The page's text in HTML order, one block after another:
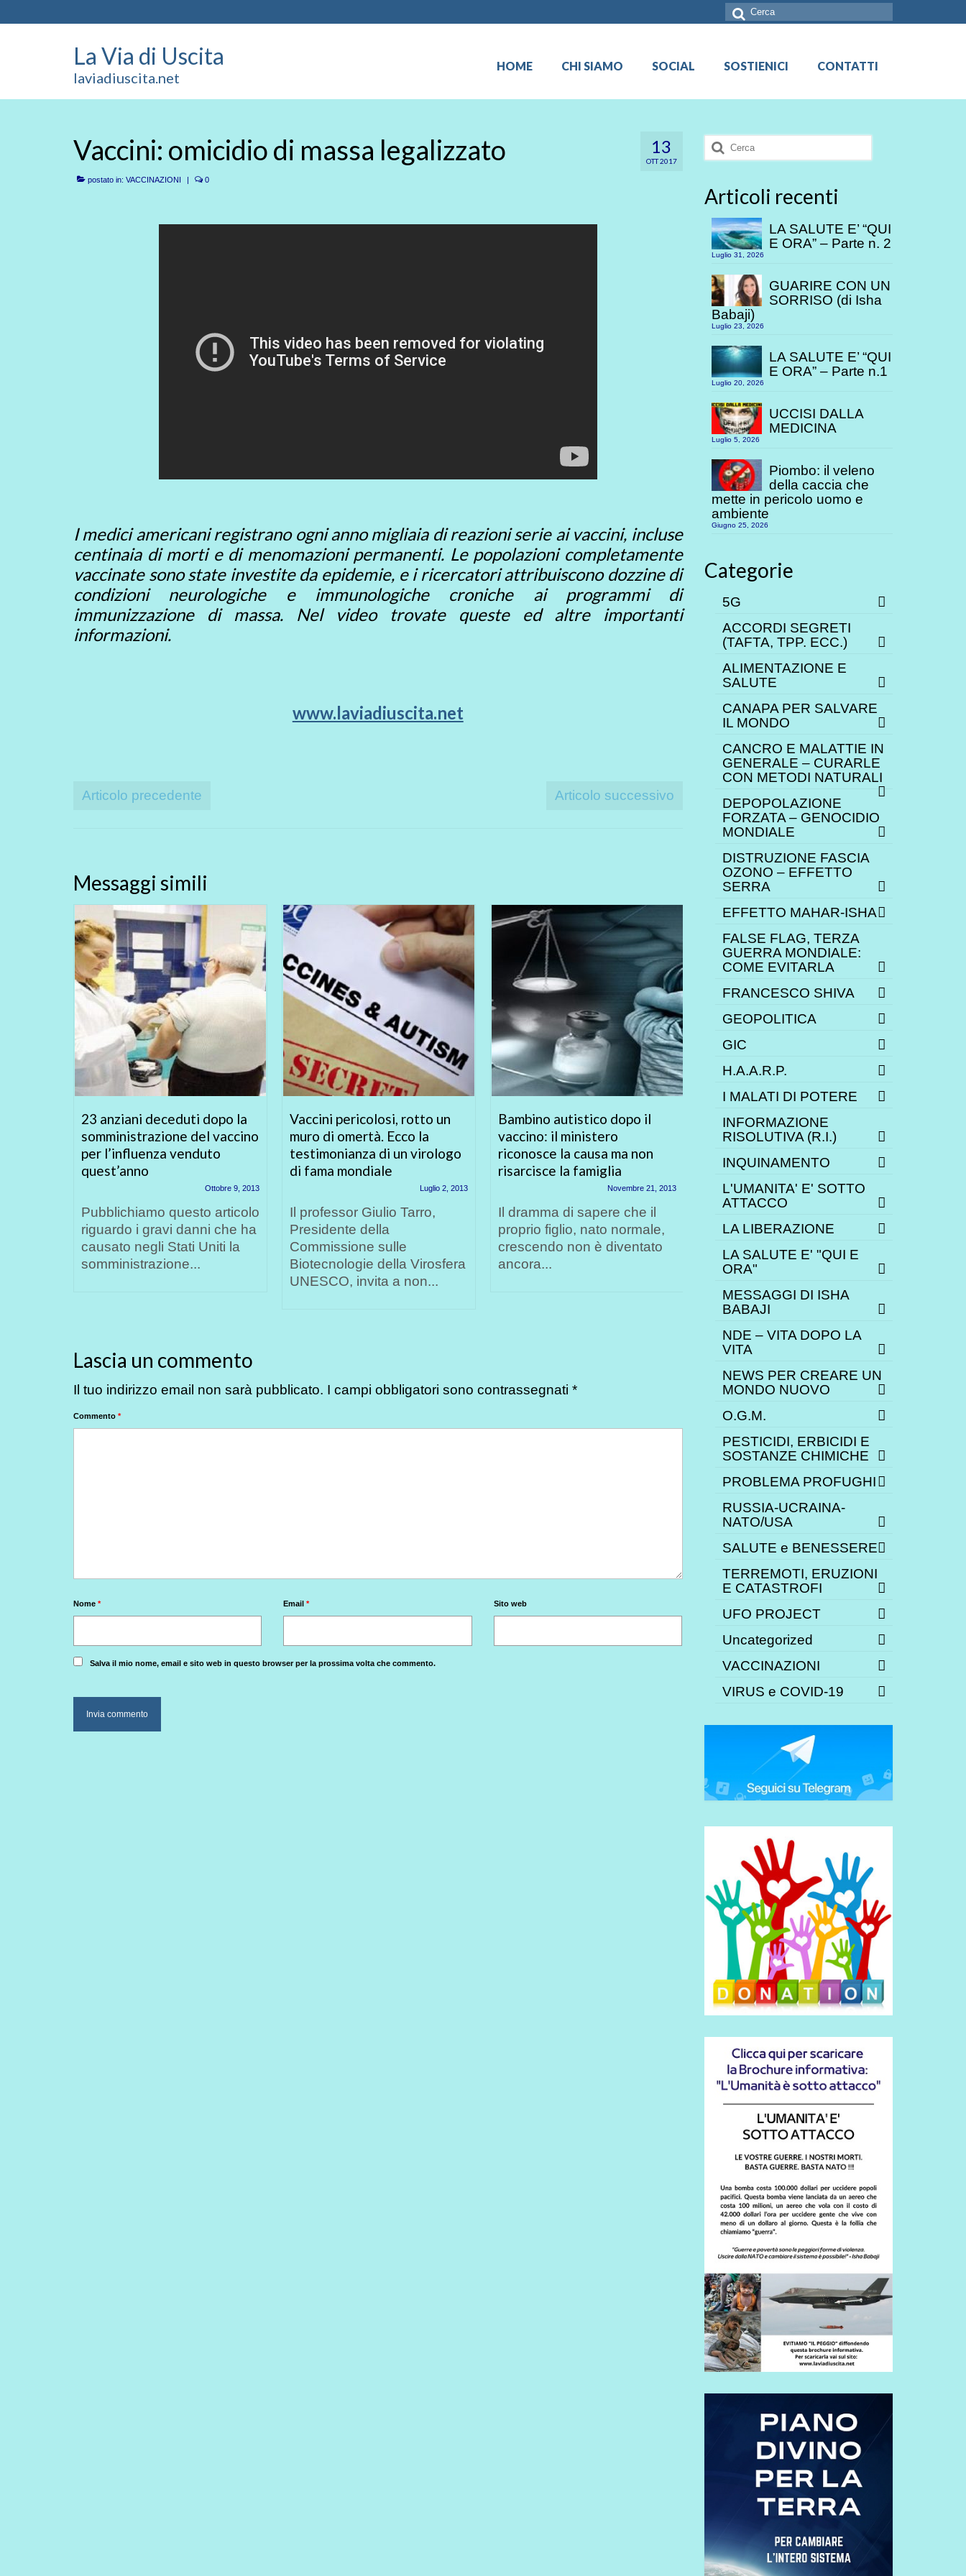
Cerca:
La Via di Uscita
laviadiuscita.net
HOME CHI SIAMO SOCIAL SOSTIENICI CONTATTI
13
OTT 2017
Vaccini: omicidio di massa legalizzato
postato in: VACCINAZIONI | 0
I medici americani registrano ogni anno migliaia di reazioni serie ai vaccini, incluse
centinaia di morti e di menomazioni permanenti. Le popolazioni completamente
vaccinate sono state investite da epidemie, e i ricercatori attribuiscono dozzine di
condizioni neurologiche e immunologiche croniche ai programmi di
immunizzazione di massa. Nel video trovate queste ed altre importanti
informazioni.
www.laviadiuscita.net
Articolo precedente Articolo successivo
Messaggi simili
23 anziani deceduti dopo la
somministrazione del vaccino
per l’influenza venduto
quest’anno
Ottobre 9, 2013
Pubblichiamo questo articolo
riguardo i gravi danni che ha
causato negli Stati Uniti la
somministrazione...
Vaccini pericolosi, rotto un
muro di omertà. Ecco la
testimonianza di un virologo
di fama mondiale
Luglio 2, 2013
Il professor Giulio Tarro,
Presidente della
Commissione sulle
Biotecnologie della Virosfera
UNESCO, invita a non...
Bambino autistico dopo il
vaccino: il ministero
riconosce la causa ma non
risarcisce la famiglia
Novembre 21, 2013
Il dramma di sapere che il
proprio figlio, nato normale,
crescendo non è diventato
ancora...
Il vaccino contro la pertosse
può causare danni cerebrali e
Nel luglio 2013, lo stato del
Missouri ha iniziato ad offrire
gratuitamente un vaccino
volto...
Lascia un commento
Il tuo indirizzo email non sarà pubblicato. I campi obbligatori sono contrassegnati *
Commento *
Nome * Email* Sito web
Salva il mio nome, email e sito web in questo browser per la prossima volta che commento.
Cerca:
Articoli recenti
LA SALUTE E’ “QUI
E ORA” – Parte n. 2
Luglio 31, 2026
GUARIRE CON UN
SORRISO (di Isha
Babaji)
Luglio 23, 2026
LA SALUTE E’ “QUI
E ORA” – Parte n.1
Luglio 20, 2026
UCCISI DALLA
MEDICINA
Luglio 5, 2026
Piombo: il veleno
della caccia che
mette in pericolo uomo e
ambiente
Giugno 25, 2026
Categorie
5G
ACCORDI SEGRETI
(TAFTA, TPP. ECC.)
ALIMENTAZIONE E
SALUTE
CANAPA PER SALVARE
IL MONDO
CANCRO E MALATTIE IN
GENERALE – CURARLE
CON METODI NATURALI
DEPOPOLAZIONE
FORZATA – GENOCIDIO
MONDIALE
DISTRUZIONE FASCIA
OZONO – EFFETTO
SERRA
EFFETTO MAHAR-ISHA
FALSE FLAG, TERZA
GUERRA MONDIALE:
COME EVITARLA
FRANCESCO SHIVA
GEOPOLITICA
GIC
H.A.A.R.P.
I MALATI DI POTERE
INFORMAZIONE
RISOLUTIVA (R.I.)
INQUINAMENTO
L'UMANITA' E' SOTTO
ATTACCO
LA LIBERAZIONE
LA SALUTE E' "QUI E
ORA"
MESSAGGI DI ISHA
BABAJI
NDE – VITA DOPO LA
VITA
NEWS PER CREARE UN
MONDO NUOVO
O.G.M.
PESTICIDI, ERBICIDI E
SOSTANZE CHIMICHE
PROBLEMA PROFUGHI
RUSSIA-UCRAINA-
NATO/USA
SALUTE e BENESSERE
TERREMOTI, ERUZIONI
E CATASTROFI
UFO PROJECT
Uncategorized
VACCINAZIONI
VIRUS e COVID-19